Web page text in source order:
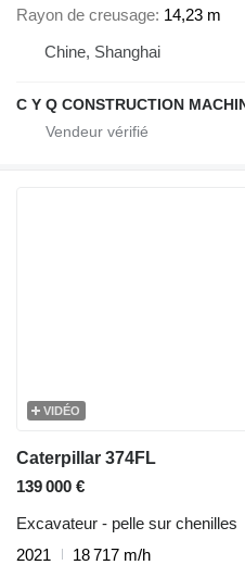
Rayon de creusage 14,23 m
Chine, Shanghai
C Y Q CONSTRUCTION
VIDÉO
Caterpillar 374FL
139 000 €
Excavateur - pelle sur chenilles
2021
18 717 m/h